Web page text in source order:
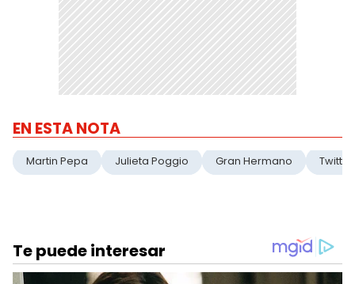
EN ESTA NOTA
Martin Pepa Julieta Poggio Gran Hermano Twitter